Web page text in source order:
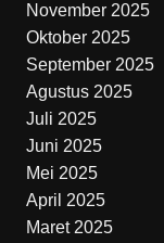
November 2025
Oktober 2025
September 2025
Agustus 2025
Juli 2025
Juni 2025
Mei 2025
April 2025
Maret 2025